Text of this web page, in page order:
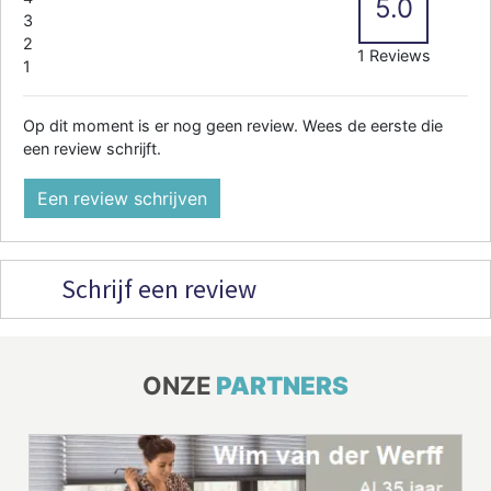
3
2
1
5.0
1 Reviews
Op dit moment is er nog geen review. Wees de eerste die
een review schrijft.
Een review schrijven
Schrijf een review
ONZE PARTNERS